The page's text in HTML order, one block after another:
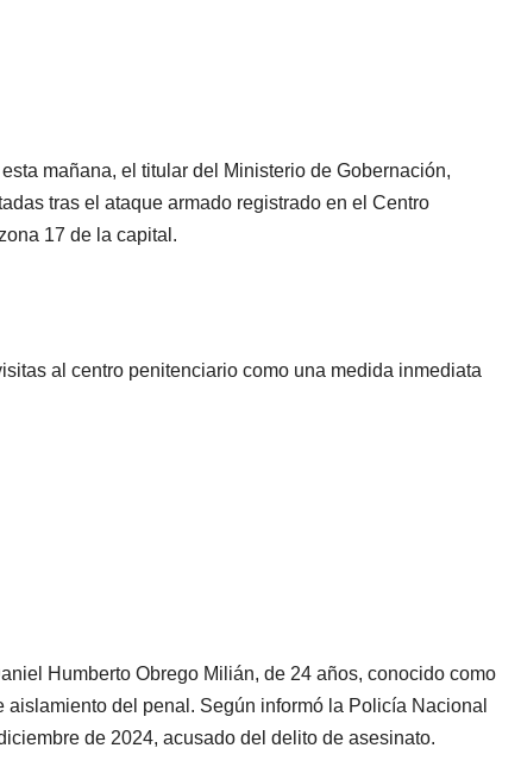
mañana, el titular del Ministerio de Gobernación,
tras el ataque armado registrado en el Centro
17 de la capital.
al centro penitenciario como una medida inmediata
Humberto Obrego Milián, de 24 años, conocido como
del penal. Según informó la Policía Nacional
de 2024, acusado del delito de asesinato.